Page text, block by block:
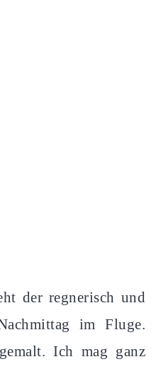
der regnerisch und
im Fluge.
Ich mag ganz